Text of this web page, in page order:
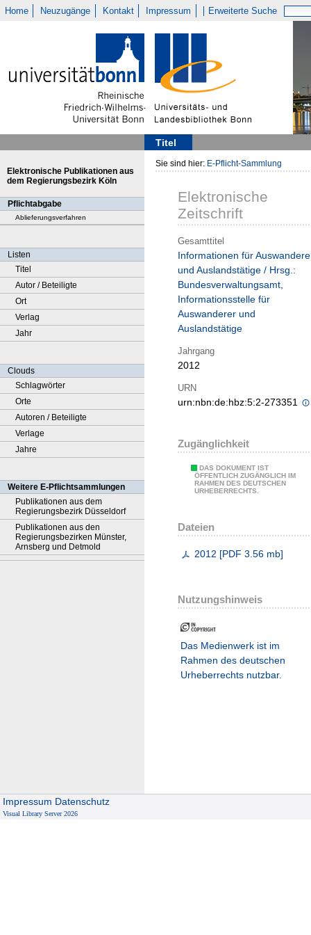
Home Neuzugänge Kontakt Impressum Erweiterte Suche
Titel
Elektronische Publikationen aus
dem Regierungsbezirk Köln
Pflichtabgabe
Ablieferungsverfahren
Listen
Titel
Autor / Beteiligte
Ort
Verlag
Jahr
Clouds
Schlagwörter
Orte
Autoren / Beteiligte
Verlage
Jahre
Weitere E-Pflichtsammlungen
Publikationen aus dem
Regierungsbezirk Düsseldorf
Publikationen aus den
Regierungsbezirken Münster,
Arnsberg und Detmold
Sie sind hier: E-Pflicht-Sammlung
Elektronische
Zeitschrift
Gesamttitel
Informationen für
und Auslandstätige / Hrsg.:
Bundesverwaltungsamt,
Informationsstelle für
Auswanderer und
Auslandstätige
Jahrgang
2012
URN
urn:nbn:de:hbz:5:2-273351
Zugänglichkeit
DAS DOKUMENT IST
ÖFFENTLICH ZUGÄNGLICH IM
RAHMEN DES DEUTSCHEN
URHEBERRECHTS.
Dateien
2012 [PDF 3.56 mb]
Nutzungshinweis
Das Medienwerk ist im
Rahmen des deutschen
Urheberrechts nutzbar.
Impressum Datenschutz
Visual Library Server 2026